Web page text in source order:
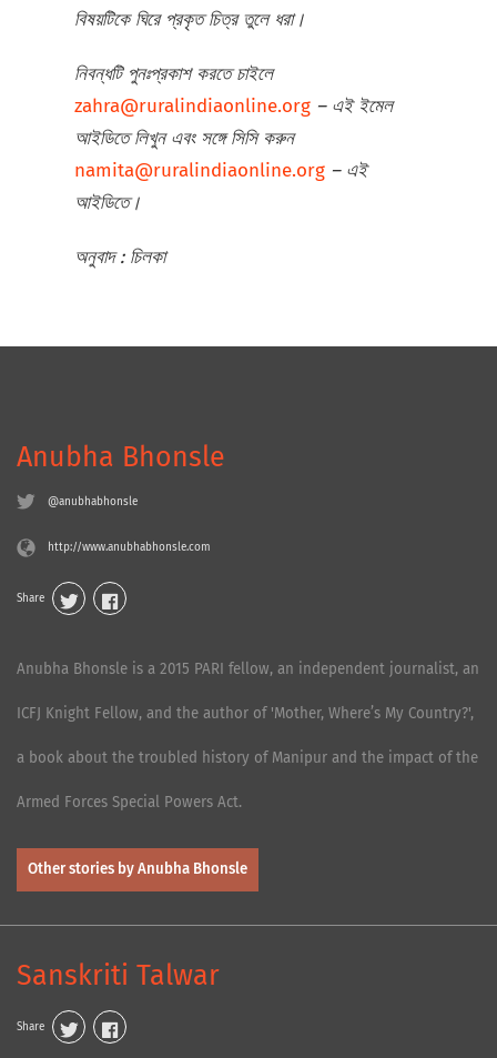
বিষয়টিকে ঘিরে প্রকৃত চিত্র তুলে ধরা।
নিবন্ধটি পুনঃপ্রকাশ করতে চাইলে
zahra@ruralindiaonline.org – এই ইমেল
আইডিতে লিখুন এবং সঙ্গে সিসি করুন
namita@ruralindiaonline.org – এই
আইডিতে।
অনুবাদ: চিলকা
Anubha Bhonsle
@anubhabhonsle
http://www.anubhabhonsle.com
Share
Anubha Bhonsle is a 2015 PARI fellow, an independent journalist, an
ICFJ Knight Fellow, and the author of 'Mother, Where’s My Country?',
a book about the troubled history of Manipur and the impact of the
Armed Forces Special Powers Act.
Other stories by Anubha Bhonsle
Sanskriti Talwar
Share